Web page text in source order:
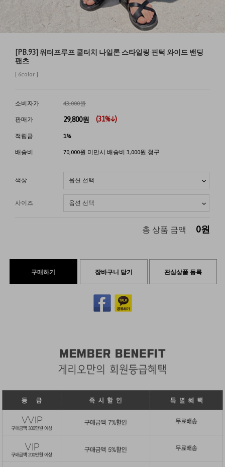
[PB.93] 워터프루프 쿨터치 나일론 스타일링 핀턱 와이드 밴딩
팬츠
[ 6color ]
소비자가 43,000원
판매가 29,800원 (31%↓)
적립금 1%
배송비 70,000원 미만시 배송비 3,000원 청구
색상
사이즈
총 상품 금액 0원
구매하기 장바구니 담기 관심상품 등록